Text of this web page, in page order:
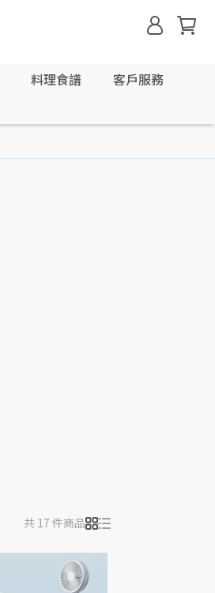
料理食譜
客戶服務
共 17 件商品